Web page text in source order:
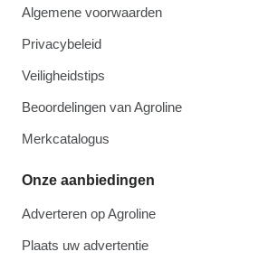
Algemene voorwaarden
Privacybeleid
Veiligheidstips
Beoordelingen van Agroline
Merkcatalogus
Onze aanbiedingen
Adverteren op Agroline
Plaats uw advertentie